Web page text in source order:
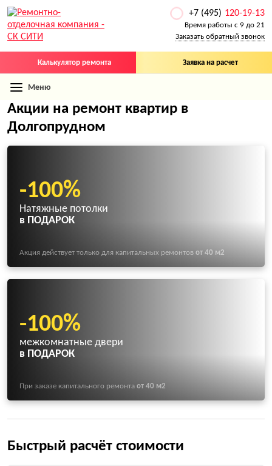
Калькулятор ремонта Заявка на расчет
+7 (495) 120-19-13
Время работы с 9 до 21
Заказать обратный звонок
Меню
Акции на ремонт квартир в
Долгопрудном
-100%
Натяжные потолки
в ПОДАРОК
Акция действует только для капитальных ремонтов от 40 м2
-100%
межкомнатные двери
в ПОДАРОК
При заказе капитального ремонта от 40 м2
Быстрый расчёт стоимости